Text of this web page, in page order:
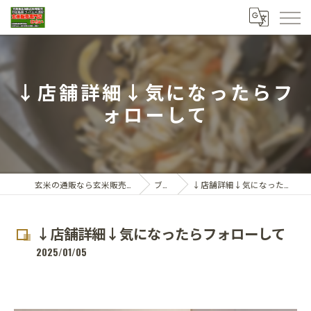
↓店舗詳細↓気になったらフ
ォローして
ブログ ↓店舗詳細↓気になったらフォローして
↓店舗詳細↓気になったらフォローして
2025/01/05